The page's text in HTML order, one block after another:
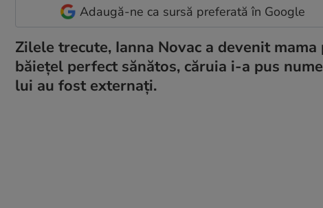
Adaugă-ne ca sursă preferată în Google
Zilele trecute, Ianna Novac a devenit
băiețel perfect sănătos, căruia i-a pus
lui au fost externați.